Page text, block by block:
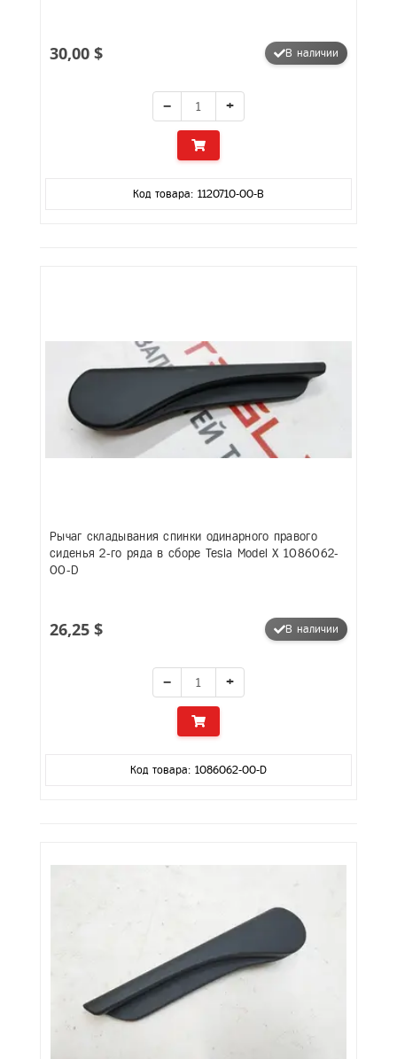
30,00 $ В наличии
− +
Код товара: 1120710-00-B
Рычаг складывания спинки одинарного правого
сиденья 2-го ряда в сборе Tesla Model X 1086062-
00-D
26,25 $ В наличии
− +
Код товара: 1086062-00-D